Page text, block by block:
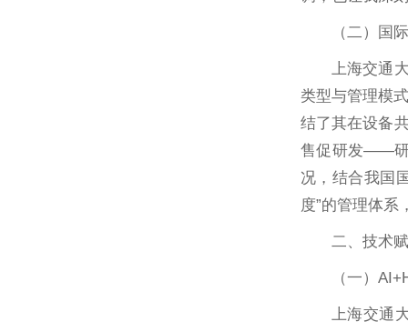
（二）国
上海交通
类型与管理模
结了其在设备
售促研发——研
况，结合我国
度”的管理体系
二、技术
（一）
上海交通